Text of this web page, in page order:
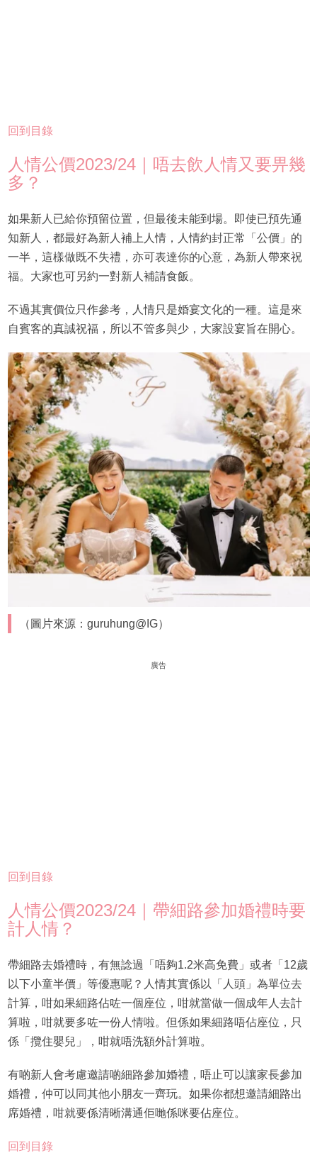
回到目錄
人情公價2023/24｜唔去飲人情又要畀幾
多？
如果新人已給你預留位置，但最後未能到場。即使已預先通
知新人，都最好為新人補上人情，人情約封正常「公價」的
一半，這樣做既不失禮，亦可表達你的心意，為新人帶來祝
福。大家也可另約一對新人補請食飯。
不過其實價位只作參考，人情只是婚宴文化的一種。這是來
自賓客的真誠祝福，所以不管多與少，大家設宴旨在開心。
（圖片來源：guruhung@IG）
廣告
回到目錄
人情公價2023/24｜帶細路參加婚禮時要
計人情？
帶細路去婚禮時，有無諗過「唔夠1.2米高免費」或者「12歲
以下小童半價」等優惠呢？人情其實係以「人頭」為單位去
計算，咁如果細路佔咗一個座位，咁就當做一個成年人去計
算啦，咁就要多咗一份人情啦。但係如果細路唔佔座位，只
係「攬住嬰兒」，咁就唔洗額外計算啦。
有啲新人會考慮邀請啲細路參加婚禮，唔止可以讓家長參加
婚禮，仲可以同其他小朋友一齊玩。如果你都想邀請細路出
席婚禮，咁就要係清晰溝通佢哋係咪要佔座位。
回到目錄